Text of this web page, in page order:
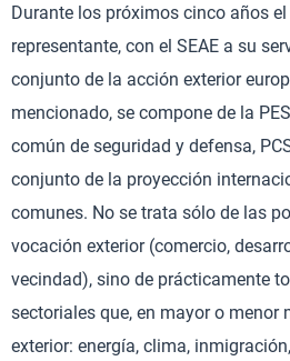
Durante los próximos cinco años
representante, con el SEAE a su
conjunto de la acción exterior
mencionado, se compone de la
común de seguridad y defensa,
conjunto de la proyección
comunes. No se trata sólo de las
vocación exterior (comercio,
vecindad), sino de prácticamente
sectoriales que, en mayor o menor
exterior: energía, clima,